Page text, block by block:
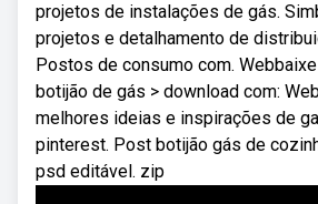
projetos de instalações de gás.
projetos e detalhamento de
Postos de consumo com.
botijão de gás > download com:
melhores ideias e inspirações de
pinterest. Post botijão gás de
psd editável. zip